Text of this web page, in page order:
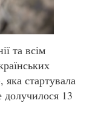
та всім
стартувала
долучилося 13